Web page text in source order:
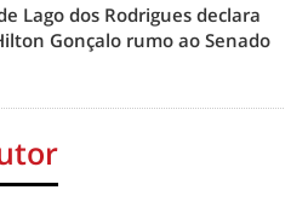
Lago dos Rodrigues declara
Gonçalo rumo ao Senado